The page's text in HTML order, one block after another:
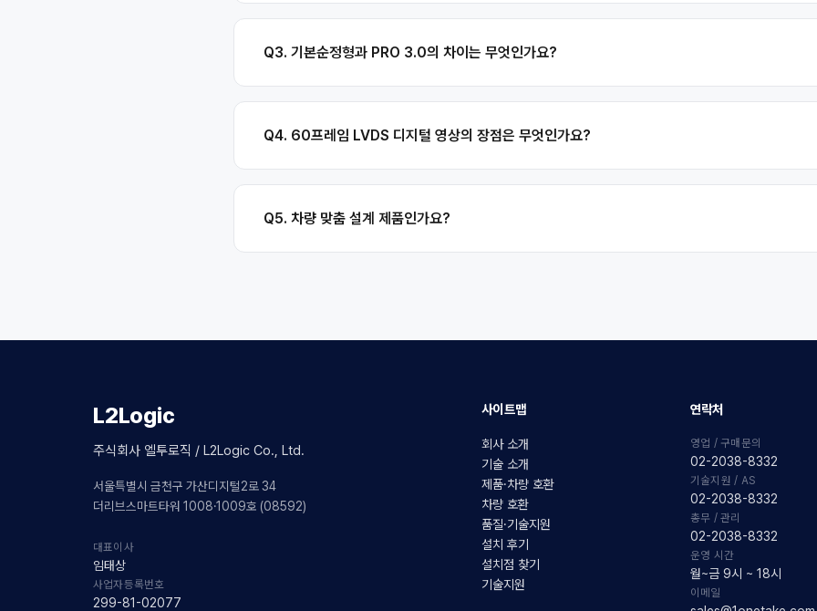
Q3. 기본순정형과 PRO 3.0의 차이는 무엇인가요?
Q4. 60프레임 LVDS 디지털 영상의 장점은 무엇인가요?
Q5. 차량 맞춤 설계 제품인가요?
L2Logic
주식회사 엘투로직 / L2Logic Co., Ltd.
서울특별시 금천구 가산디지털2로 34
더리브스마트타워 1008·1009호 (08592)
대표이사
임태상
사업자등록번호
299-81-02077
사이트맵
회사 소개
기술 소개
제품·차량 호환
차량 호환
품질·기술지원
설치 후기
설치점 찾기
기술지원
연락처
영업 / 구매문의
02-2038-8332
기술지원 / AS
02-2038-8332
총무 / 관리
02-2038-8332
운영 시간
월~금 9시 ~ 18시
이메일